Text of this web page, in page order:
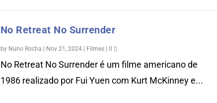
No Retreat No Surrender
by Nuno Rocha Nov 21, 2024| Filmes| 0
No Retreat No Surrender é um filme americano de
1986 realizado por Fui Yuen com Kurt McKinney e...